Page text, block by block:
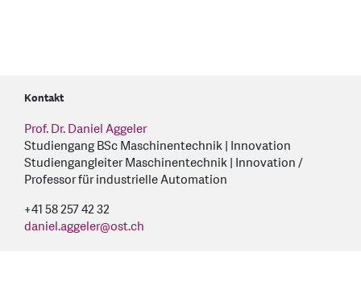
Kontakt
Prof. Dr. Daniel Aggeler
Studiengang BSc Maschinentechnik | Innovation
Studiengangleiter Maschinentechnik | Innovation /
Professor für industrielle Automation
+41 58 257 42 32
daniel.aggeler@ost.ch